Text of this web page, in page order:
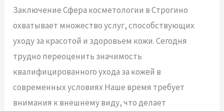
Заключение Сфера косметологии в Строгино
охватывает множество услуг, способствующих
уходу за красотой и здоровьем кожи. Сегодня
трудно переоценить значимость
квалифицированного ухода за кожей в
современных условиях Наше время требует
внимания к внешнему виду, что делает
массаж,
чистку
и
выгодные
акции
с
ценами